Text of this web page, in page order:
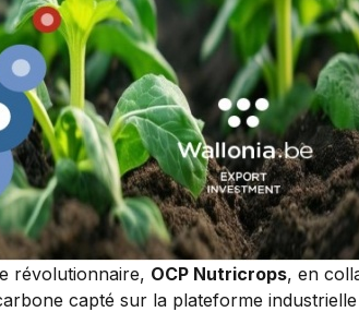
révolutionnaire, OCP Nutricrops, en
capté sur la plateforme